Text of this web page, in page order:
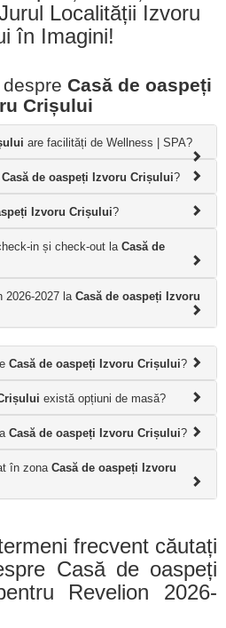
Localității Izvoru
în Imagini!
Casă de oaspeți
Crișului
are facilități de Wellness | SPA?
Casă de oaspeți Izvoru Crișului?
Izvoru Crișului?
in și check-out la Casă de
2026-2027 la Casă de oaspeți Izvoru
Casă de oaspeți Izvoru Crișului?
există opțiuni de masă?
Casă de oaspeți Izvoru Crișului?
în zona Casă de oaspeți Izvoru
frecvent căutați
Casă de oaspeți
Revelion 2026-